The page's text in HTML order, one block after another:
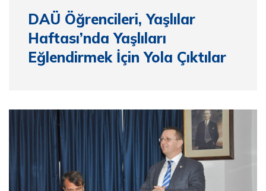
DAÜ Öğrencileri, Yaşlılar
Haftası’nda Yaşlıları
Eğlendirmek İçin Yola Çıktılar